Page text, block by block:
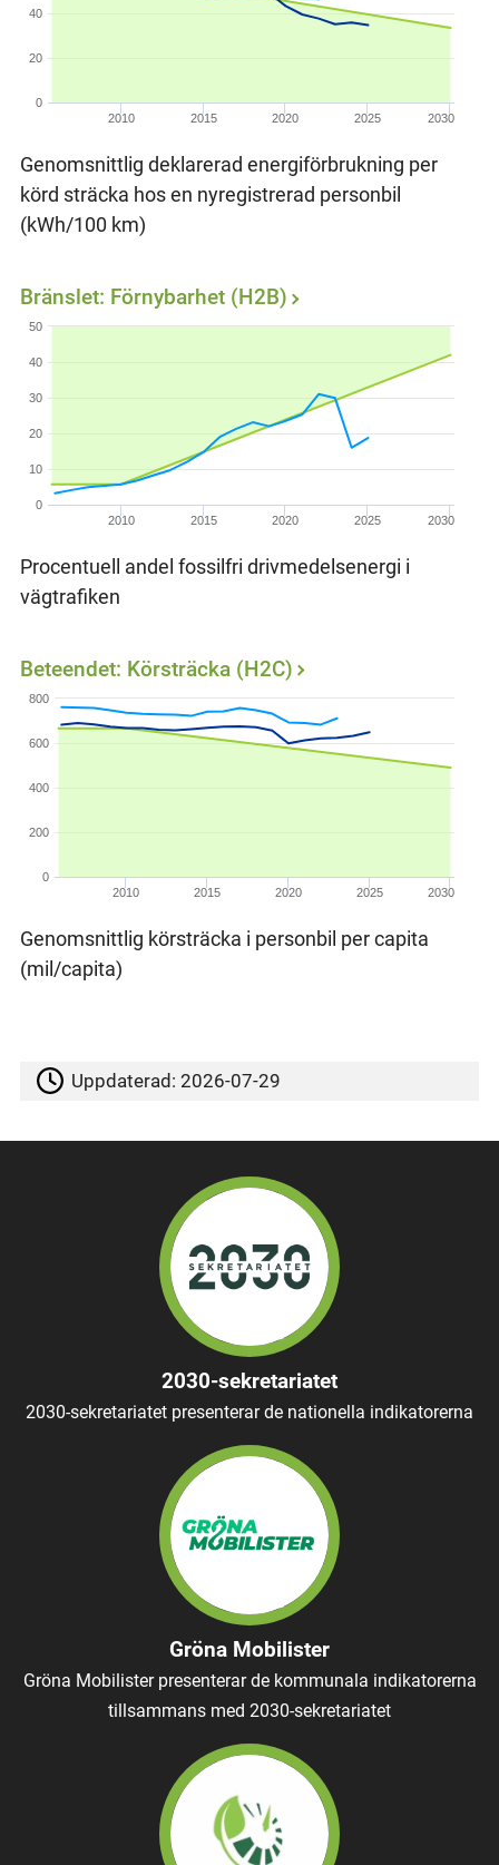
2010 2015 2020 2025 2030
0
20
40
Genomsnittlig deklarerad energiförbrukning per
körd sträcka hos en nyregistrerad personbil
(kWh/100 km)
2010 2015 2020 2025 2030
0
10
20
30
40
50
Bränslet: Förnybarhet (H2B)
Procentuell andel fossilfri drivmedelsenergi i
vägtrafiken
2010 2015 2020 2025 2030
0
200
400
600
800
Beteendet: Körsträcka (H2C)
Genomsnittlig körsträcka i personbil per capita
(mil/capita)
Uppdaterad:2026-07-29
2030-sekretariatet
2030-sekretariatet presenterar de nationella indikatorerna
Gröna Mobilister
Gröna Mobilister presenterar de kommunala indikatorerna
tillsammans med 2030-sekretariatet